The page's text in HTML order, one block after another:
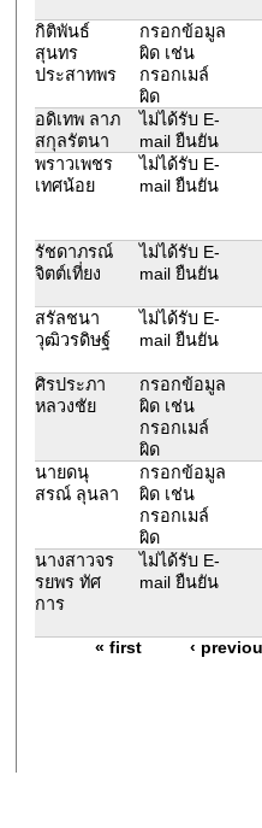
กิติพันธ์
สุนทร
ประสาทพร
กรอกข้อมูล
ผิด เช่น
กรอกเมล์
ผิด
อดิเทพ ลาภ
สกุลรัตนา
ไม่ได้รับ E-
mail ยืนยัน
พราวเพชร
เทศน้อย
ไม่ได้รับ E-
mail ยืนยัน
รัชดาภรณ์
จิตต์เที่ยง
ไม่ได้รับ E-
mail ยืนยัน
สรัลชนา
วุฒิวรดิษฐ์
ไม่ได้รับ E-
mail ยืนยัน
ศิรประภา
หลวงชัย
กรอกข้อมูล
ผิด เช่น
กรอกเมล์
ผิด
นายดนุ
สรณ์ ลุนลา
กรอกข้อมูล
ผิด เช่น
กรอกเมล์
ผิด
นางสาวจร
รยพร ทัศ
การ
ไม่ได้รับ E-
mail ยืนยัน
« first ‹